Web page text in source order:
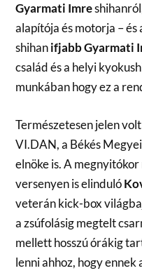
Gyarmati Imre
alapítója és motorja –
shihanifjabb Gyarmati
család és a helyi
munkában hogy ez a
Természetesen jelen
VI.DAN, a Békés
elnöke is. A
versenyen is elinduló
veterán kick-box
a zsúfolásig megtelt
mellett hosszú órákig
lenni ahhoz, hogy